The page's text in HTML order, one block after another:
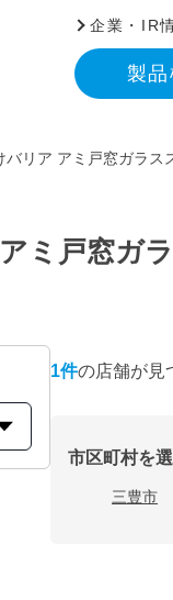
企業・IR
製
バリア アミ戸窓ガラ
ミ戸窓ガ
1件の店舗が見
市区町村を
三豊市